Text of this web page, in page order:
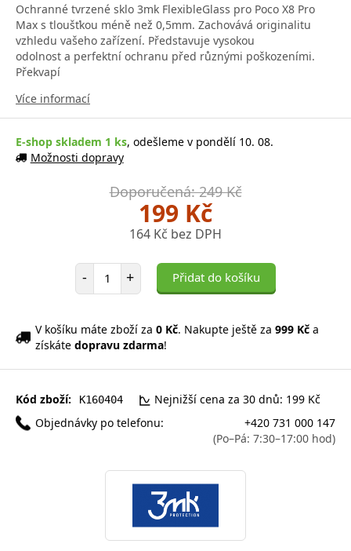
Ochranné tvrzené sklo 3mk FlexibleGlass pro Poco X8 Pro
Max s tloušťkou méně než 0,5mm. Zachovává originalitu
vzhledu vašeho zařízení. Představuje vysokou
odolnost a perfektní ochranu před různými poškozeními.
Překvapí
Více informací
E-shop skladem 1 ks, odešleme v pondělí 10. 08.
Možnosti dopravy
Doporučená: 249 Kč
199 Kč
164 Kč bez DPH
- Počet položek
+ Přidat do košíku
V košíku máte zboží za 0 Kč. Nakupte ještě za 999 Kč a
získáte dopravu zdarma!
Kód zboží: K160404
Nejnižší cena za 30 dnů: 199 Kč
Objednávky po telefonu:
+420 731 000 147
(Po–Pá: 7:30–17:00 hod)